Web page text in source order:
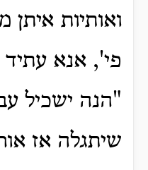
ואותיות
פי', אנא עתיד
"הנה ישכיל
שיתגלה אז